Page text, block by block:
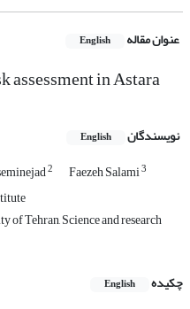
عنوان مقاله English
in Astara
نویسندگان English
2 Faezeh Salami3
of Tehran, Science and research
چکیده
English